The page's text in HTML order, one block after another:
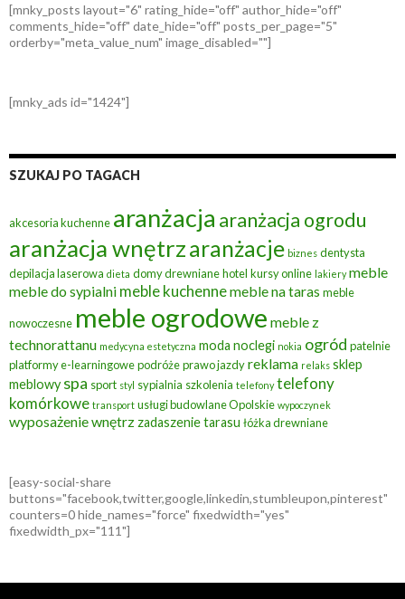
[mnky_posts layout="6" rating_hide="off" author_hide="off"
comments_hide="off" date_hide="off" posts_per_page="5"
orderby="meta_value_num" image_disabled=""]
[mnky_ads id="1424"]
SZUKAJ PO TAGACH
akcesoria kuchenne aranżacja aranżacja ogrodu
aranżacja wnętrzaranżacje biznes dentysta
depilacja laserowa dieta domy drewnianehotel kursy online lakiery meble
meble do sypialni meble kuchennemeble na taras meble
nowoczesne meble ogrodowe meble z
technorattanu medycyna estetyczna moda noclegi nokia ogród patelnie
platformy e-learningowepodróżeprawo jazdyreklama relaks sklep
meblowy spa sport styl sypialnia szkolenia telefony telefony
komórkowe transport usługi budowlane Opolskie wypoczynek
wyposażenie wnętrz zadaszenie tarasu łóżka drewniane
[easy-social-share
buttons="facebook,twitter,google,linkedin,stumbleupon,pinterest"
counters=0 hide_names="force" fixedwidth="yes"
fixedwidth_px="111"]